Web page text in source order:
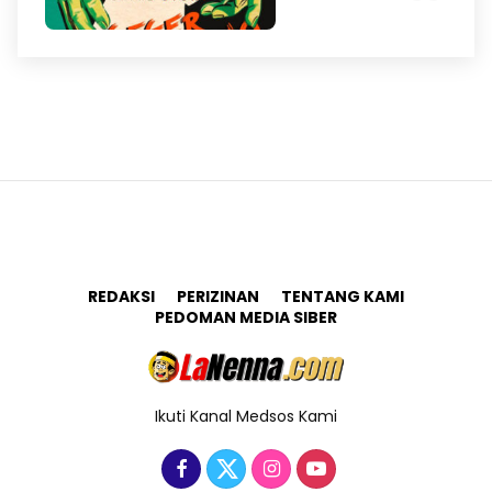
REDAKSI PERIZINAN
TENTANG KAMI
PEDOMAN MEDIA SIBER
Ikuti Kanal Medsos Kami